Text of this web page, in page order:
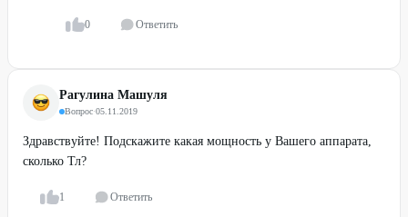
0 Ответить
Рагулина Машуля
Вопрос·05.11.2019
Здравствуйте! Подскажите какая мощность у Вашего аппарата,
сколько Тл?
1 Ответить